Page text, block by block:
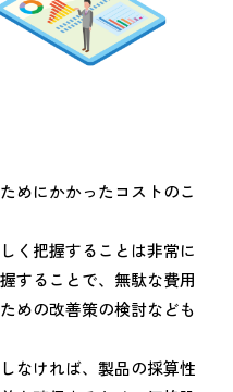
めにかかったコストのこ
く把握することは非常に
することで、無駄な費用
めの改善策の検討なども
なければ、製品の採算性